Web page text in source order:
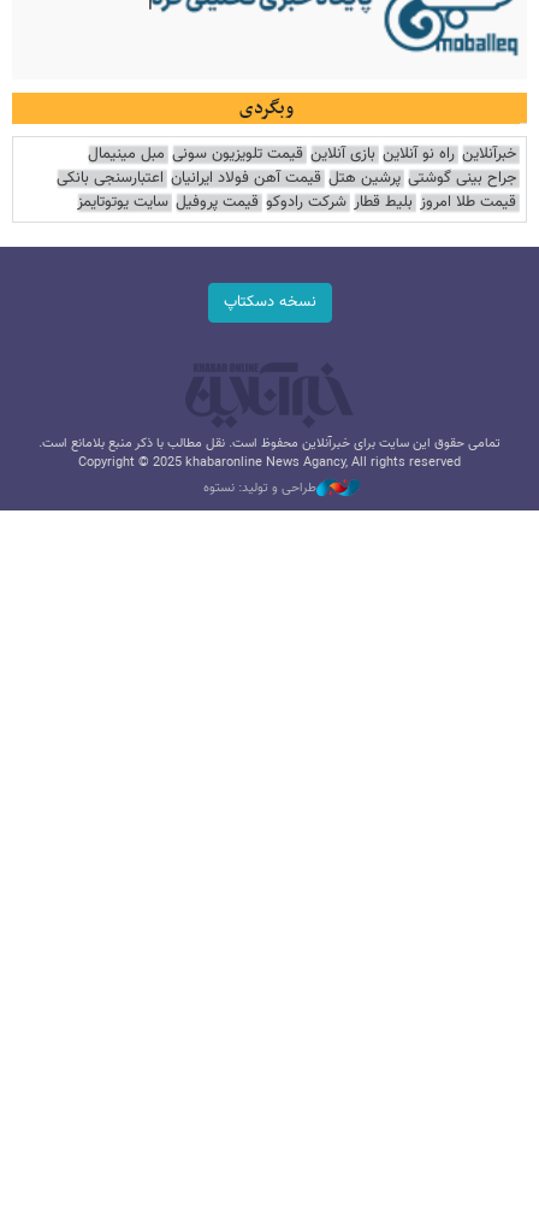
وبگردی
خبرآنلاین راه نو آنلاین بازی آنلاین قیمت تلویزیون سونی مبل مینیمال
جراح بینی گوشتی پرشین هتل قیمت آهن فولاد ایرانیان اعتبارسنجی بانکی
قیمت طلا امروز بلیط قطار شرکت رادوکو قیمت پروفیل سایت یوتوتایمز
نسخه دسکتاپ
تمامی حقوق این سایت برای خبرآنلاین محفوظ است. نقل مطالب با ذکر منبع بلامانع است.
Copyright © 2025 khabaronline News Agancy, All rights reserved
طراحی و تولید: نستوه